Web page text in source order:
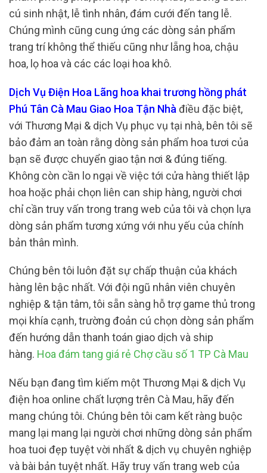
cú sinh nhật, lễ tình nhân, đám cưới đến tang lễ.
Chúng mình cũng cung ứng các dòng sản phẩm
trang trí không thể thiếu cũng như lẵng hoa, chậu
hoa, lọ hoa và các các loại hoa khô.
Dịch Vụ Điện Hoa Lãng hoa khai trương hồng phát
Phú Tân Cà Mau Giao Hoa Tận Nhà điều đặc biệt,
với Thương Mại & dịch Vụ phục vụ tại nhà, bên tôi sẽ
bảo đảm an toàn rằng dòng sản phẩm hoa tươi của
bạn sẽ được chuyển giao tận nơi & đúng tiếng.
Không còn cần lo ngại về việc tới cửa hàng thiết lập
hoa hoặc phải chọn liên can ship hàng, người chơi
chỉ cần truy vấn trong trang web của tôi và chọn lựa
dòng sản phẩm tương xứng với nhu yếu của chính
bản thân mình.
Chúng bên tôi luôn đặt sự chấp thuận của khách
hàng lên bậc nhất. Với đội ngũ nhân viên chuyên
nghiệp & tận tâm, tôi sẵn sàng hỗ trợ game thủ trong
mọi khía cạnh, trường đoản cú chọn dòng sản phẩm
đến hướng dẫn thanh toán giao dịch và ship
hàng. Hoa đám tang giá rẻ Chợ cầu số 1 TP Cà Mau
Nếu bạn đang tìm kiếm một Thương Mại & dịch Vụ
điện hoa online chất lượng trên Cà Mau, hãy đến
mang chúng tôi. Chúng bên tôi cam kết ràng buộc
mang lại mang lại người chơi những dòng sản phẩm
hoa tuoi đẹp tuyệt vời nhất & dịch vụ chuyên nghiệp
và bài bản tuyệt nhất. Hãy truy vấn trang web của